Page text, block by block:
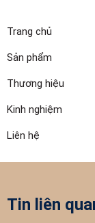
Trang chủ
Sản phẩm
Thương hiệu
Kinh nghiệm
Liên hệ
Tin liên